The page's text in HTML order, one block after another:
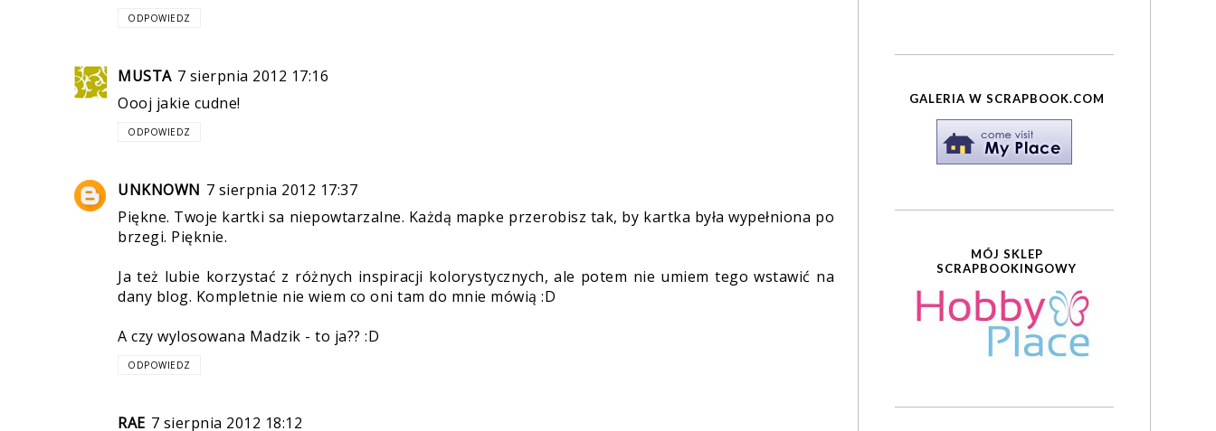
ODPOWIEDZ
MUSTA 7 sierpnia 2012 17:16
Oooj jakie cudne!
ODPOWIEDZ
UNKNOWN 7 sierpnia 2012 17:37
Piękne. Twoje kartki sa niepowtarzalne. Każdą mapke przerobisz tak, by kartka była wypełniona po
brzegi. Pięknie.
Ja też lubie korzystać z różnych inspiracji kolorystycznych, ale potem nie umiem tego wstawić na
dany blog. Kompletnie nie wiem co oni tam do mnie mówią :D
A czy wylosowana Madzik - to ja?? :D
ODPOWIEDZ
RAE 7 sierpnia 2012 18:12
GALERIA W SCRAPBOOK.COM
MÓJ SKLEP
SCRAPBOOKINGOWY